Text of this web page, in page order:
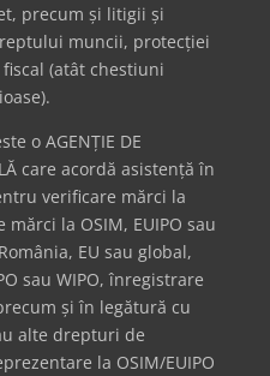
precum și litigii și
muncii, protecției
(atât chestiuni
o AGENȚIE DE
care acordă asistență în
verificare mărci la
mărci la OSIM, EUIPO sau
EU sau global,
sau WIPO, înregistrare
și în legătură cu
alte drepturi de
la OSIM/EUIPO